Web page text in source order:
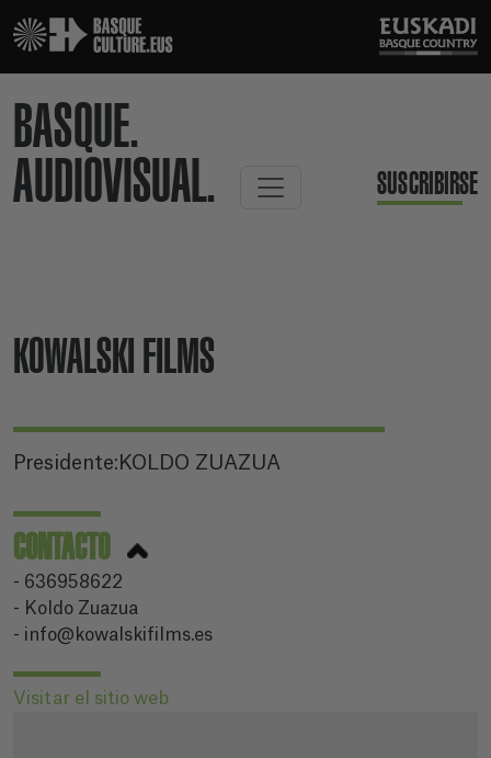
BASQUE.
AUDIOVISUAL.
SUSCRIBIRSE
KOWALSKI FILMS
Presidente:KOLDO ZUAZUA
CONTACTO
- 636958622
- Koldo Zuazua
- info@kowalskifilms.es
Visitar el sitio web